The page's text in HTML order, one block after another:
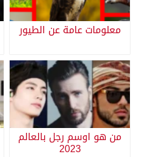
معلومات عامة عن الطيور
من هو اوسم رجل بالعالم
2023